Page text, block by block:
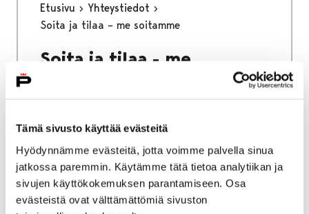
Tämä sivusto käyttää evästeitä
Hyödynnämme evästeitä, jotta voimme palvella sinua
jatkossa paremmin. Käytämme tätä tietoa analytiikan ja
sivujen käyttökokemuksen parantamiseen. Osa
evästeistä ovat välttämättömiä sivuston
Etusivu
Yhteystiedot
Soita ja tilaa – me soitamme
Soita ja tilaa - me
Etusivu Yhteystiedot Pro Pori Sinfonietta